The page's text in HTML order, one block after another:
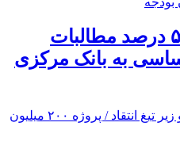
ابلاغ دستور پرداخت ۵۰ درصد مطالبات
به بانک مرکزی